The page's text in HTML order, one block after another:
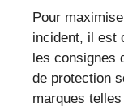
Pour
incident, il est
les consignes
de protection
marques